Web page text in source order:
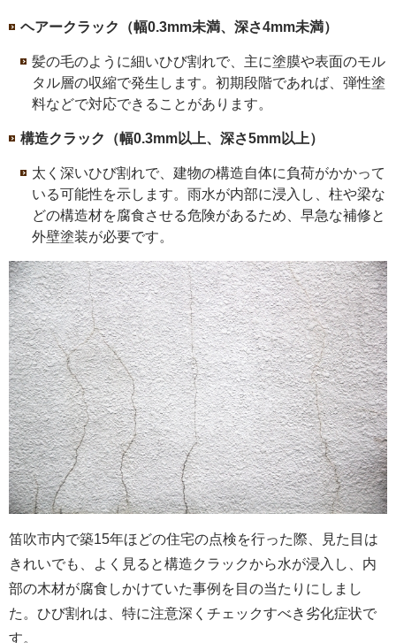
ヘアークラック（幅0.3mm未満、深さ4mm未満）
髪の毛のように細いひび割れで、主に塗膜や表面のモル
タル層の収縮で発生します。初期段階であれば、弾性塗
料などで対応できることがあります。
構造クラック（幅0.3mm以上、深さ5mm以上）
太く深いひび割れで、建物の構造自体に負荷がかかって
いる可能性を示します。雨水が内部に浸入し、柱や梁な
どの構造材を腐食させる危険があるため、早急な補修と
外壁塗装が必要です。
笛吹市内で築15年ほどの住宅の点検を行った際、見た目は
きれいでも、よく見ると構造クラックから水が浸入し、内
部の木材が腐食しかけていた事例を目の当たりにしまし
た。ひび割れは、特に注意深くチェックすべき劣化症状で
す。